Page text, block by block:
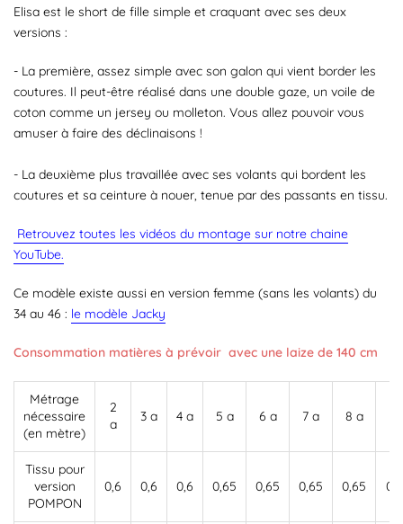
Elisa est le short de fille simple et craquant avec ses deux
versions :
- La première, assez simple avec son galon qui vient border les
coutures. Il peut-être réalisé dans une double gaze, un voile de
coton comme un jersey ou molleton. Vous allez pouvoir vous
amuser à faire des déclinaisons !
- La deuxième plus travaillée avec ses volants qui bordent les
coutures et sa ceinture à nouer, tenue par des passants en tissu.
Retrouvez toutes les vidéos du montage sur notre chaine
YouTube.
Ce modèle existe aussi en version femme (sans les volants) du
34 au 46 : le modèle Jacky
Consommation matières à prévoir avec une laize de 140 cm
Métrage
nécessaire
(en mètre)
2
a
3 a 4 a 5 a 6 a 7 a 8 a
Tissu pour
version
POMPON
0,6 0,6 0,6 0,65 0,65 0,65 0,65 0,7